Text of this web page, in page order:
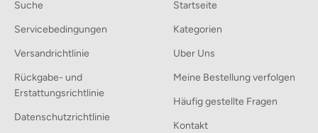
Portabel und leicht:
überall und jederzeit genießen.
Suche
Servicebedingungen
Versandrichtlinie
Rückgabe- und
Erstattungsrichtlinie
Datenschutzrichtlinie
Startseite
Kategorien
Uber Uns
Meine Bestellung verfolgen
Häufig gestellte Fragen
Kontakt